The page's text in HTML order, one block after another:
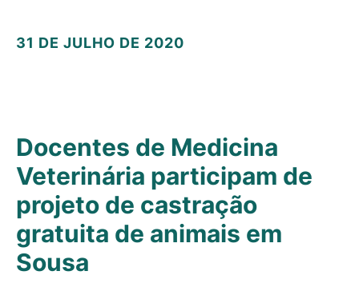
31 DE JULHO DE 2020
Docentes de Medicina
Veterinária participam de
projeto de castração
gratuita de animais em
Sousa